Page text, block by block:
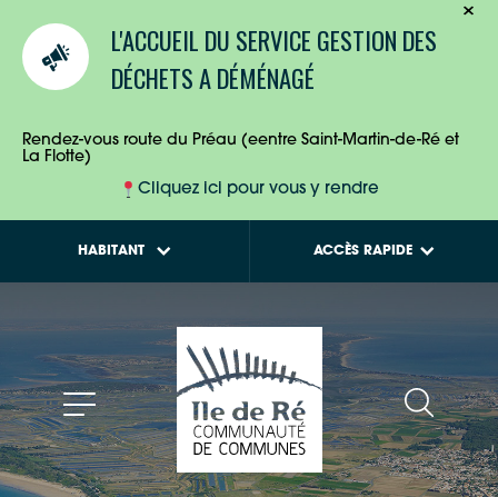
L'ACCUEIL DU SERVICE GESTION DES
DÉCHETS A DÉMÉNAGÉ
Rendez-vous route du Préau (eentre Saint-Martin-de-Ré et
La Flotte)
Cliquez ici pour vous y rendre
HABITANT
ENTREPRISES
collecte des déchets
ACCÈS RAPIDE